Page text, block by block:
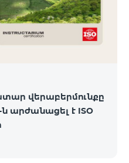
վերաբերմունքը
ն արժանացել է ISO